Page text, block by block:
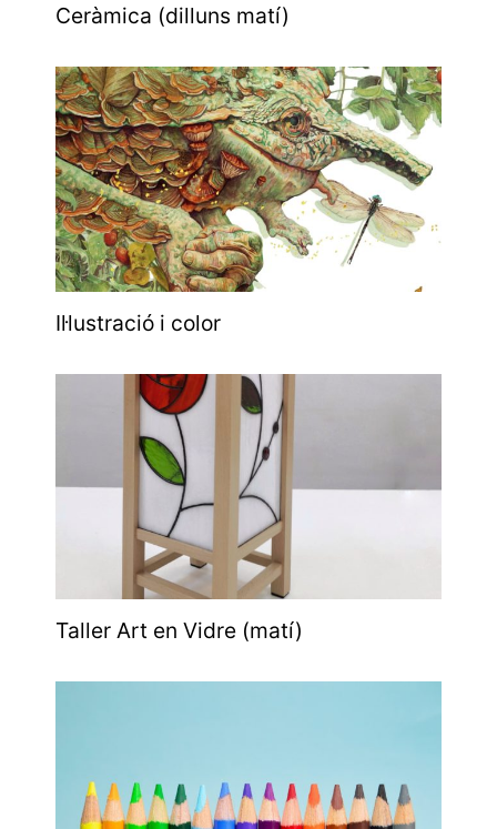
Ceràmica (dilluns matí)
Il·lustració i color
Taller Art en Vidre (matí)